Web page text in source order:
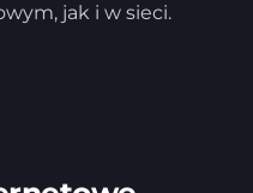
jak i w sieci.